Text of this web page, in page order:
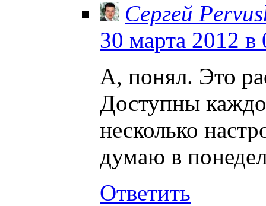
Сергей
30 марта 2012 в
А, понял. Это
Доступны
несколько
думаю в
Ответить